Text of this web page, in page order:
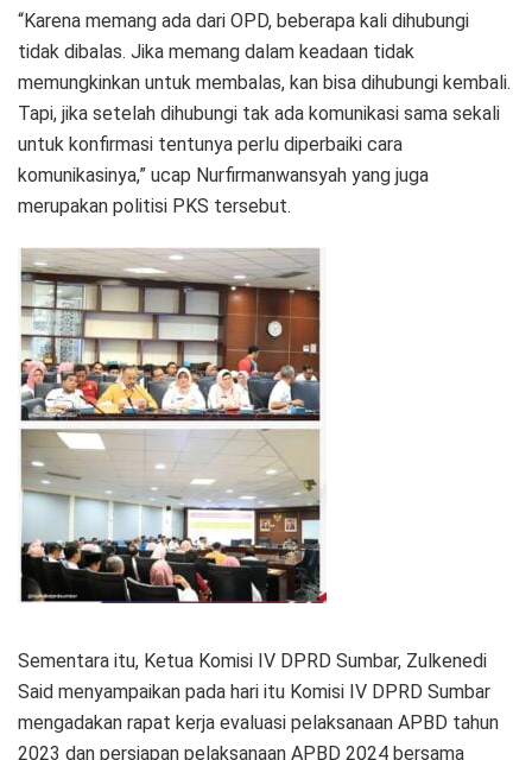
“Karena memang ada dari OPD, beberapa kali dihubungi
tidak dibalas. Jika memang dalam keadaan tidak
memungkinkan untuk membalas, kan bisa dihubungi kembali.
Tapi, jika setelah dihubungi tak ada komunikasi sama sekali
untuk konfirmasi tentunya perlu diperbaiki cara
komunikasinya,” ucap Nurfirmanwansyah yang juga
merupakan politisi PKS tersebut.
Sementara itu, Ketua Komisi IV DPRD Sumbar, Zulkenedi
Said menyampaikan pada hari itu Komisi IV DPRD Sumbar
mengadakan rapat kerja evaluasi pelaksanaan APBD tahun
2023 dan persiapan pelaksanaan APBD 2024 bersama